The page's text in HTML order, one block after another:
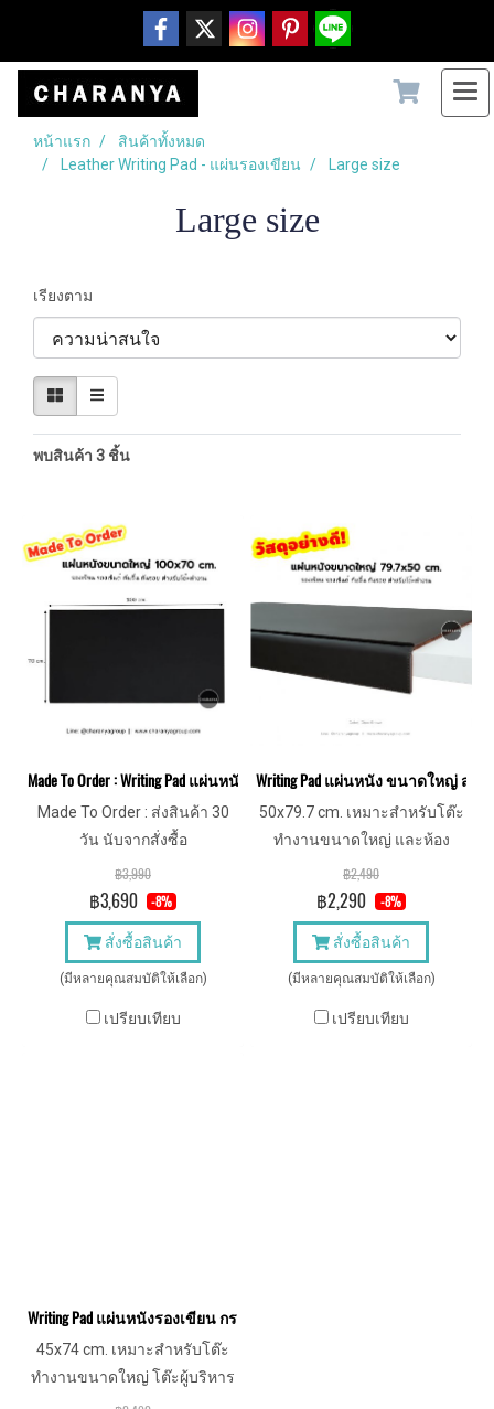
หน้าแรก
สินค้าทั้งหมด
Leather Writing Pad - แผ่นรองเขียน
Large size
Large size
เรียงตาม
พบสินค้า 3 ชิ้น
Made To Order : Writing Pad แผ่นหนัง ขนาดใหญ่ 100x70 cm. สำหรับโต๊ะท
Made To Order : ส่งสินค้า 30
วัน นับจากสั่งซื้อ
฿3,990
฿3,690 -8%
สั่งซื้อสินค้า
(มีหลายคุณสมบัติให้เลือก)
เปรียบเทียบ
Writing Pad แผ่นหนัง ขนาดใหญ่ สำ
50x79.7 cm. เหมาะสำหรับโต๊ะ
ทำงานขนาดใหญ่ และห้อง
ประชุม
฿2,490
฿2,290 -8%
สั่งซื้อสินค้า
(มีหลายคุณสมบัติให้เลือก)
เปรียบเทียบ
Writing Pad แผ่นหนังรองเขียน กระดานรองเขียน คลิปบอร์ด ขนาดใหญ่
45x74 cm. เหมาะสำหรับโต๊ะ
ทำงานขนาดใหญ่ โต๊ะผู้บริหาร
และห้องประชุม